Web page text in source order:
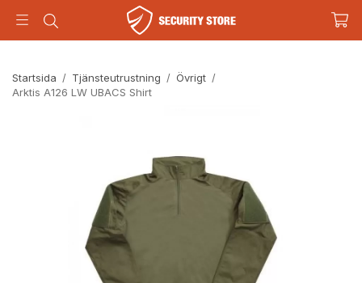
Startsida / Tjänsteutrustning / Övrigt /
Arktis A126 LW UBACS Shirt